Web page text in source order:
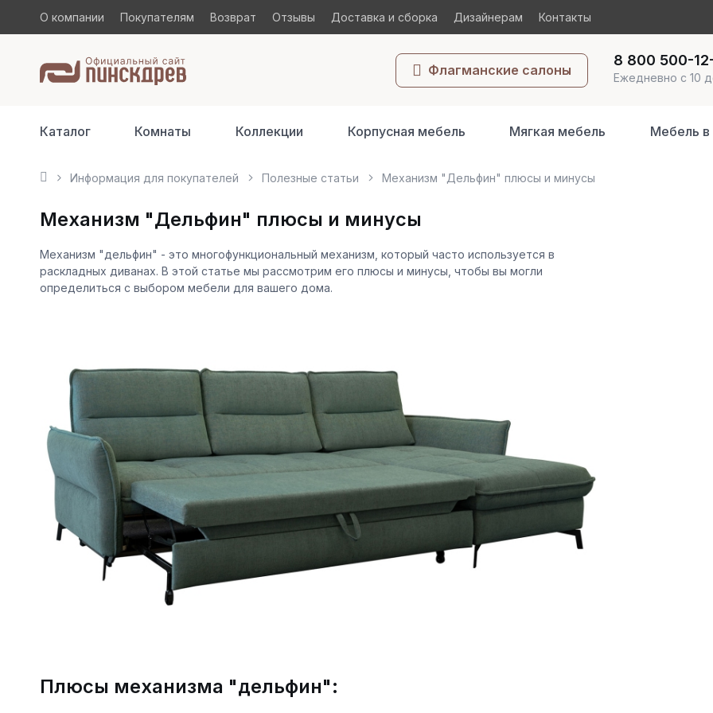
О компании Покупателям Возврат Отзывы Доставка и сборка Дизайнерам Контакты
Флагманские салоны
8 800 500-
Ежедневно с 10
Каталог Комнаты Коллекции Корпусная мебель Мягкая мебель Мебель в
Информация для покупателей Полезные статьи Механизм "Дельфин" плюсы и минусы
Механизм "Дельфин" плюсы и минусы
Механизм "дельфин" - это многофункциональный механизм, который часто используется в
раскладных диванах. В этой статье мы рассмотрим его плюсы и минусы, чтобы вы могли
определиться с выбором мебели для вашего дома.
Плюсы механизма "дельфин":